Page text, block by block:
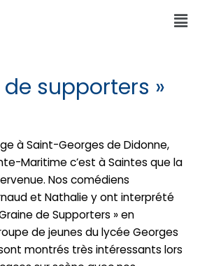
de supporters »
à Saint-Georges de Didonne,
Maritime c’est à Saintes que la
Nos comédiens
et Nathalie y ont interprété
de Supporters » en
de jeunes du lycée Georges
montrés très intéressants lors